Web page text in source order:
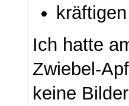
Ich hatte
Zwiebel-
keine